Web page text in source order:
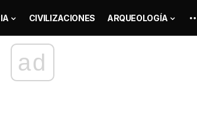
CIVILIZACIONES ARQUEOLOGÍA
ad